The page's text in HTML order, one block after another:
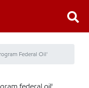
Federal Oil'